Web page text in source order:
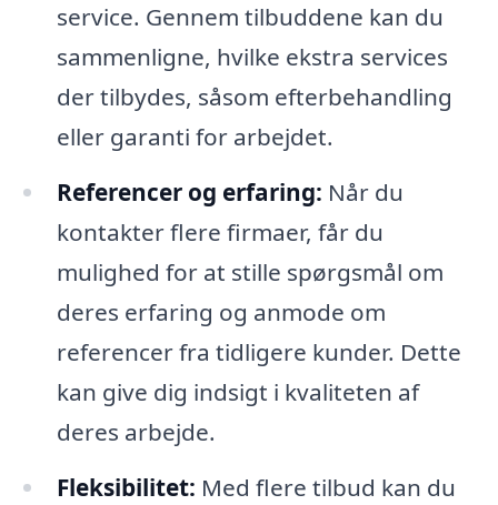
service. Gennem tilbuddene kan du
sammenligne, hvilke ekstra services
der tilbydes, såsom efterbehandling
eller garanti for arbejdet.
Referencer og erfaring: Når du
kontakter flere firmaer, får du
mulighed for at stille spørgsmål om
deres erfaring og anmode om
referencer fra tidligere kunder. Dette
kan give dig indsigt i kvaliteten af
deres arbejde.
Fleksibilitet: Med flere tilbud kan du